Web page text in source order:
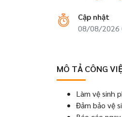
Cập nhật
08/08/2026
MÔ TẢ CÔNG
Làm vệ sinh
Đảm bảo vệ